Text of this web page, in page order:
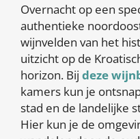
Overnacht op een
authentieke
wijnvelden van het
uitzicht op de
horizon. Bij deze
kamers kun je
stad en de landelijke
Hier kun je de